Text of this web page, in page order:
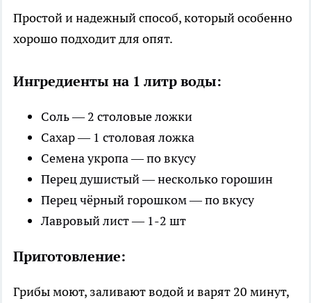
Простой и надежный способ, который особенно
хорошо подходит для опят.
Ингредиенты на 1 литр воды:
Соль — 2 столовые ложки
Сахар — 1 столовая ложка
Семена укропа — по вкусу
Перец душистый — несколько горошин
Перец чёрный горошком — по вкусу
Лавровый лист — 1-2 шт
Приготовление:
Грибы моют, заливают водой и варят 20 минут,